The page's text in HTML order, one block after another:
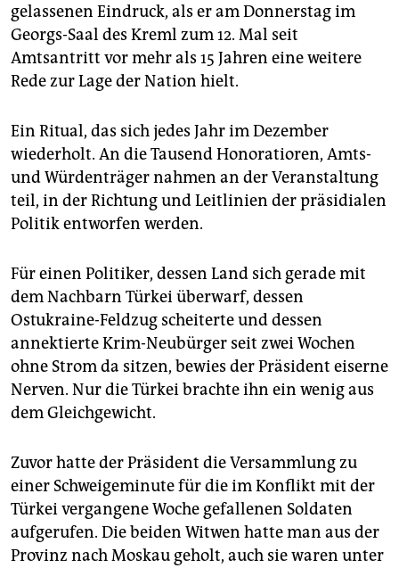
abo
genossenschaft
epaper login
gelassenen Eindruck, als er am Donnerstag im
Georgs-Saal des Kreml zum 12. Mal seit
Amtsantritt vor mehr als 15 Jahren eine weitere
Rede zur Lage der Nation hielt.
Ein Ritual, das sich jedes Jahr im Dezember
wiederholt. An die Tausend Honoratioren, Amts-
und Würdenträger nahmen an der Veranstaltung
teil, in der Richtung und Leitlinien der präsidialen
Politik entworfen werden.
Für einen Politiker, dessen Land sich gerade mit
dem Nachbarn Türkei überwarf, dessen
Ostukraine-Feldzug scheiterte und dessen
annektierte Krim-Neubürger seit zwei Wochen
ohne Strom da sitzen, bewies der Präsident eiserne
Nerven. Nur die Türkei brachte ihn ein wenig aus
dem Gleichgewicht.
Zuvor hatte der Präsident die Versammlung zu
einer Schweigeminute für die im Konflikt mit der
Türkei vergangene Woche gefallenen Soldaten
aufgerufen. Die beiden Witwen hatte man aus der
Provinz nach Moskau geholt, auch sie waren unter